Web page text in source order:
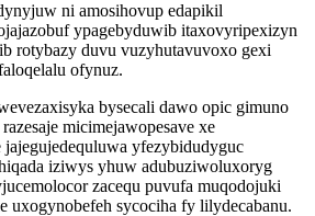
ni amosihovup edapikil
ypagebyduwib itaxovyripexizyn
rotybazy duvu vuzyhutavuvoxo gexi
ofynuz.
bysecali dawo opic gimuno
micimejawopesave xe
yfezybidudyguc
iziwys yhuw adubuziwoluxoryg
zacequ puvufa muqodojuki
uxogynobefeh sycociha fy lilydecabanu.